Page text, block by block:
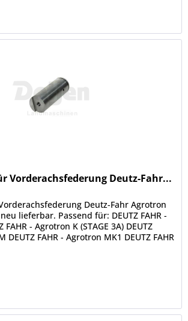
Vorderachsfederung Deutz-Fahr...
Deutz-Fahr Agrotron
lieferbar. Passend für: DEUTZ FAHR -
FAHR - Agrotron K (STAGE 3A) DEUTZ
DEUTZ FAHR - Agrotron MK1 DEUTZ FAHR